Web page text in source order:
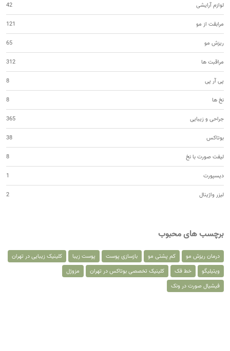
لوازم آرایشی 42
مرابقت از مو 121
ریزش مو 65
مراقبت ها 312
پی آر پی 8
نخ ها 8
جراحی و زیبایی 365
بوتاکس 38
لیفت صورت با نخ 8
دیسپورت 1
لیزر واژینال 2
برچسب های محبوب
درمان ریزش مو کم پشتی مو بازسازی پوست پوست زیبا
کلینیک زیبایی در تهران
ویتیلیگو
خط فک کلینیک تخصصی بوتاکس در تهران
مزوژل
فیشیال صورت در ونک